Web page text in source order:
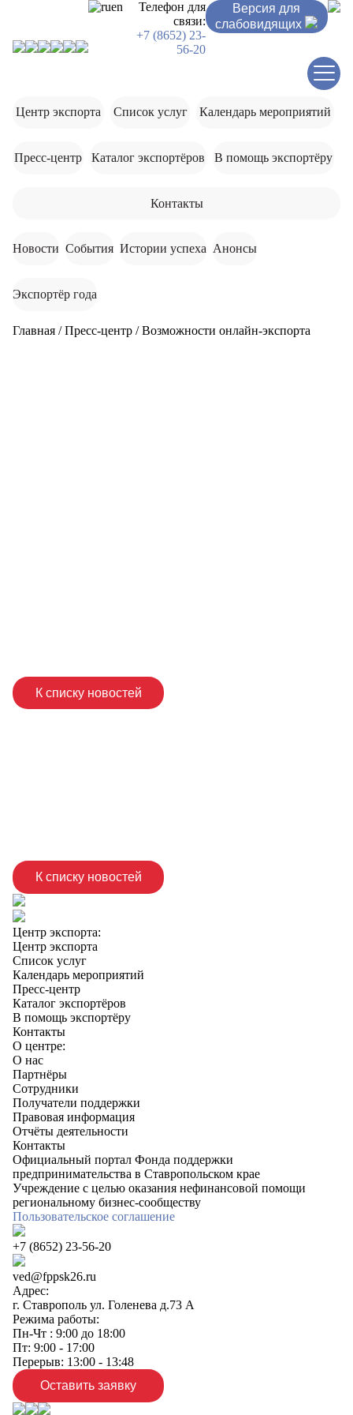
ruen
Телефон для
связи:
+7 (8652) 23-
56-20
Версия для
слабовидящих
Центр экспорта Список услуг Календарь мероприятий
Пресс-центр Каталог экспортёров В помощь экспортёру
Контакты
Новости События Истории успеха Анонсы
Экспортёр года
Главная /Пресс-центр /Возможности онлайн-экспорта
К списку новостей
К списку новостей
Центр экспорта:
Центр экспорта
Список услуг
Календарь мероприятий
Пресс-центр
Каталог экспортёров
В помощь экспортёру
Контакты
О центре:
О нас
Партнёры
Сотрудники
Получатели поддержки
Правовая информация
Отчёты деятельности
Контакты
Официальный портал Фонда поддержки
предпринимательства в Ставропольском крае
Учреждение с целью оказания нефинансовой помощи
региональному бизнес-сообществу
Пользовательское соглашение
+7 (8652) 23-56-20
ved@fppsk26.ru
Адрес:
г. Ставрополь ул. Голенева д.73 A
Режима работы:
Пн-Чт : 9:00 до 18:00
Пт: 9:00 - 17:00
Перерыв: 13:00 - 13:48
Оставить заявку